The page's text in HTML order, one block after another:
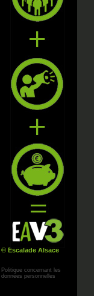
© Escalade Alsace
Politique concernant les
données personnelles